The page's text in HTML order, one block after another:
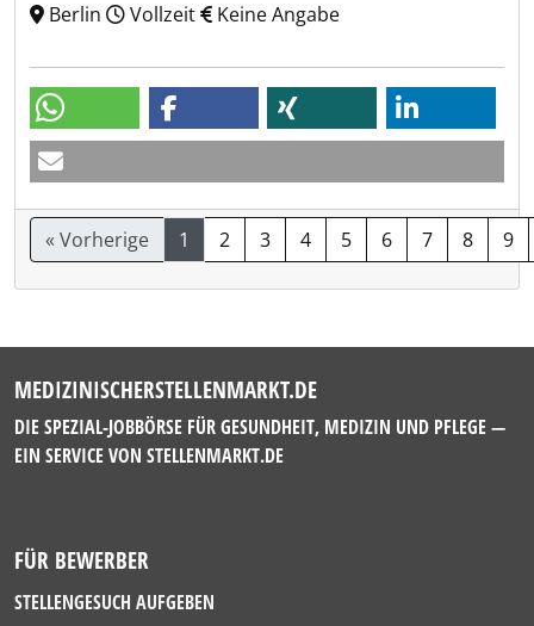
Berlin
Vollzeit Keine Angabe
« Vorherige 1 2 3 4 5 6 7 8 9
MEDIZINISCHERSTELLENMARKT.DE
DIE SPEZIAL-JOBBÖRSE FÜR GESUNDHEIT, MEDIZIN UND PFLEGE —
EIN SERVICE VON STELLENMARKT.DE
FÜR BEWERBER
STELLENGESUCH AUFGEBEN